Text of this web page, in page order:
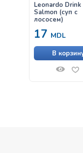
Leonardo Drink
Salmon (суп с
лососем)
17 MDL
В